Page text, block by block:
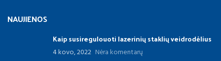
NAUJIENOS
Kaip susiregulouoti lazerinių staklių veidrodėlius
4 kovo, 2022 Nėra komentarų